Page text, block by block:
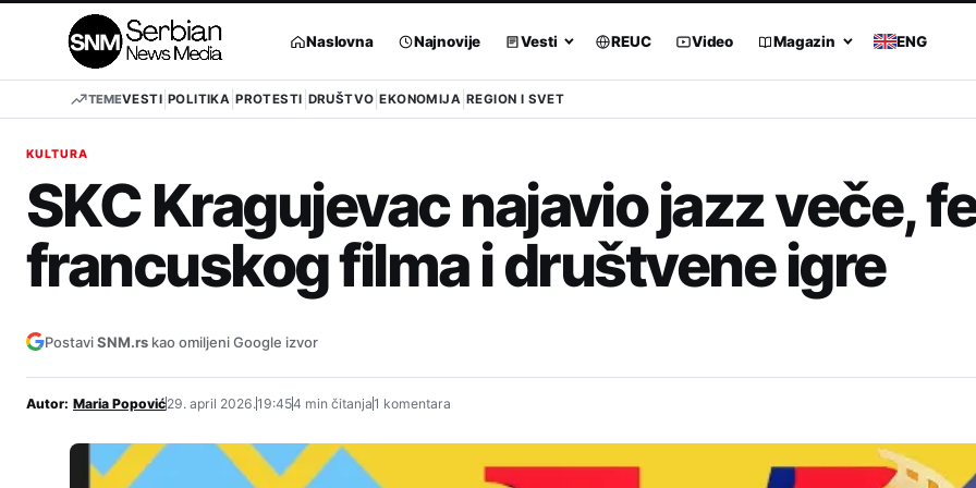
Naslovna Najnovije Vesti REUC Video Magazin ENG
TEMEVESTI POLITIKA PROTESTI DRUŠTVO EKONOMIJA REGION I SVET
KULTURA
SKC Kragujevac najavio jazz veče,
francuskog filma i društvene igre
PostaviSNM.rs kao omiljeni Google izvor
Autor: Maria Popović29. april 2026.19:454 min čitanja1 komentara